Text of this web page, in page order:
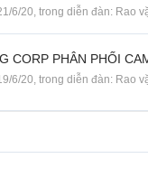
6/20, trong diễn đàn: Rao
CORP PHÂN PHỐI
6/20, trong diễn đàn: Rao